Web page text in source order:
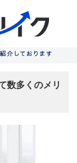
数多くのメリ